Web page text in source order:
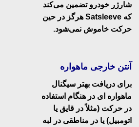
شارژر خودرو تضمین می‌کند
که Satsleeve هرگز در حین
حرکت خاموش نمی‌شود.
آنتن خارجی ماهواره
برای دریافت بهتر سیگنال
ماهواره ای در هنگام استفاده
در حرکت (مثلاً در قایق یا
اتومبیل) یا در مناطقی در لبه